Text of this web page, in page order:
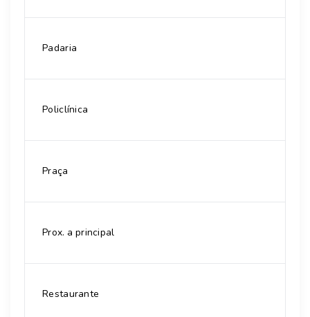
Padaria
Policlínica
Praça
Prox. a principal
Restaurante